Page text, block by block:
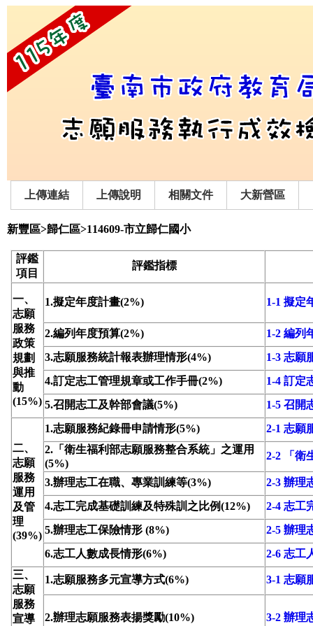
上傳連結 上傳說明 相關文件 大新營區
新豐區>歸仁區>114609-市立歸仁國小
評鑑
項目
評鑑指標
一、
志願
服務
政策
規劃
與推
動
(15%)
1.擬定年度計畫(2%) 1-1 擬定
2.編列年度預算(2%)
1-2 編列
3.志願服務統計報表辦理情形(4%)
1-3 志願
4.訂定志工管理規章或工作手冊(2%)
1-4 訂定
5.召開志工及幹部會議(5%)
1-5 召開
二、
志願
服務
運用
及管
理
(39%)
1.志願服務紀錄冊申請情形(5%)
2-1 志願
2.「衛生福利部志願服務整合系統」之運用
(5%)
2-2 「衛
3.辦理志工在職、專業訓練等(3%)
2-3 辦理
4.志工完成基礎訓練及特殊訓之比例(12%)
2-4 志工
5.辦理志工保險情形 (8%)
2-5 辦理
6.志工人數成長情形(6%)
2-6 志工
三、
志願
服務
宣導
1.志願服務多元宣導方式(6%) 3-1 志願
2.辦理志願服務表揚獎勵(10%) 3-2 辦理